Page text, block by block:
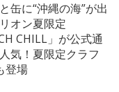
缶に“沖縄の海”が出
オン夏限定
CHILL」が公式通
気！夏限定クラフ
登場